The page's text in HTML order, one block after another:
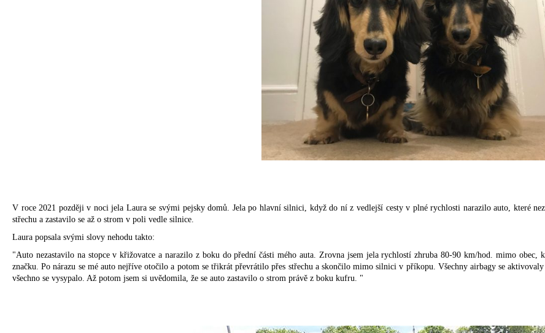
V roce 2021 později v noci jela Laura se svými pejsky domů. Jela po hlavní silnici, když do ní z vedlejší cesty v plné rychlosti narazilo auto, které
střechu a zastavilo se až o strom v poli vedle silnice.
Laura popsala svými slovy nehodu takto:
"Auto nezastavilo na stopce v křižovatce a narazilo z boku do přední části mého auta. Zrovna jsem jela rychlostí zhruba 80-90 km/hod. mimo
značku. Po nárazu se mé auto nejříve otočilo a potom se třikrát převrátilo přes střechu a skončilo mimo silnici v příkopu. Všechny airbagy se
všechno se vysypalo. Až potom jsem si uvědomila, že se auto zastavilo o strom právě z boku kufru. "